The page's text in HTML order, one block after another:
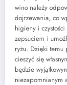
wino należy
dojrzewania, co
higieny i
zepsuciem i
ryżu. Dzięki temu
cieszyć się
będzie
niezapomnianym